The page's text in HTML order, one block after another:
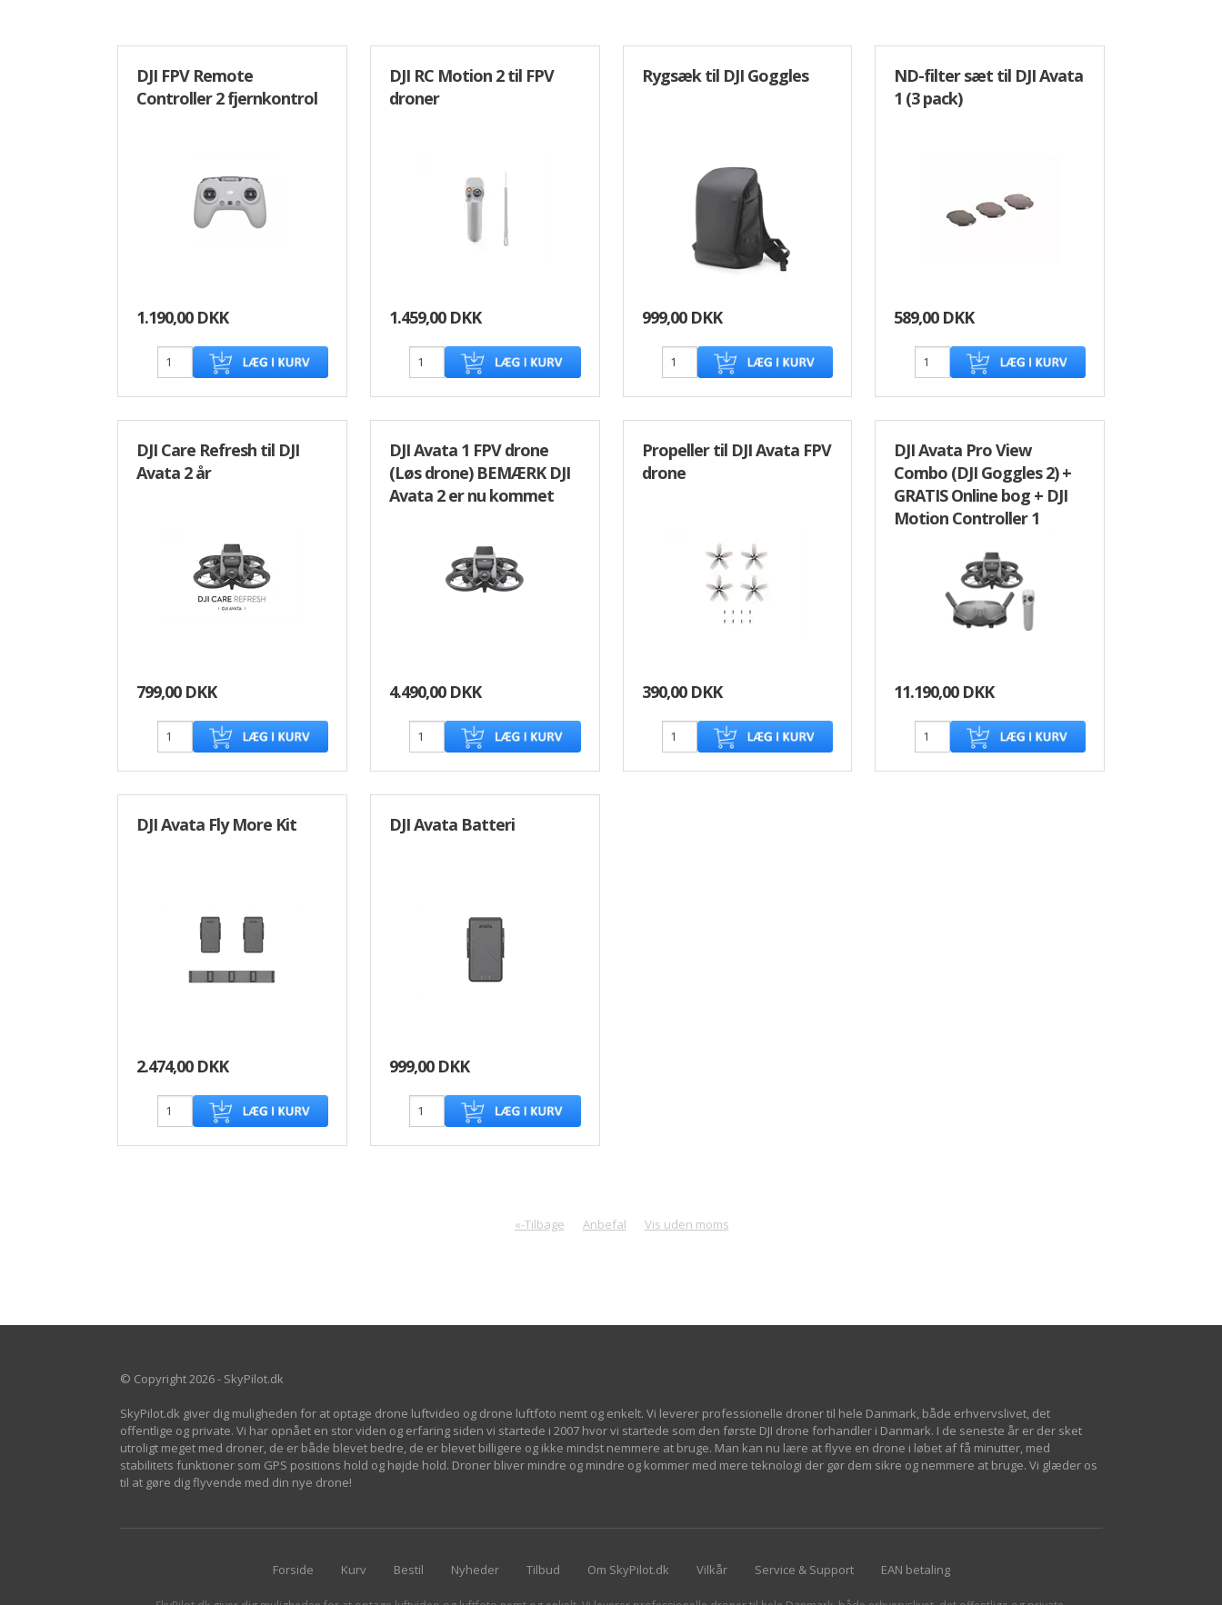
DJI FPV Remote
Controller 2 fjernkontrol
1.190,00 DKK
DJI Care Refresh til DJI
Avata 2 år
799,00 DKK
DJI Avata Fly More Kit
2.474,00 DKK
DJI RC Motion 2 til FPV
droner
1.459,00 DKK
DJI Avata 1 FPV drone
(Løs drone) BEMÆRK DJI
Avata 2 er nu kommet
4.490,00 DKK
DJI Avata Batteri
999,00 DKK
Rygsæk til DJI Goggles
999,00 DKK
Propeller til DJI Avata FPV
drone
390,00 DKK
ND-filter sæt til DJI Avata
1 (3 pack)
589,00 DKK
DJI Avata Pro View
Combo (DJI Goggles 2) +
GRATIS Online bog + DJI
Motion Controller 1
11.190,00 DKK
«-Tilbage Anbefal Vis uden moms
© Copyright 2026 - SkyPilot.dk
SkyPilot.dk giver dig muligheden for at optage drone luftvideo og drone luftfoto nemt og enkelt. Vi leverer professionelle droner til hele Danmark, både erhvervslivet, det
offentlige og private. Vi har opnået en stor viden og erfaring siden vi startede i 2007 hvor vi startede som den første DJI drone forhandler i Danmark. I de seneste år er der sket
utroligt meget med droner, de er både blevet bedre, de er blevet billigere og ikke mindst nemmere at bruge. Man kan nu lære at flyve en drone i løbet af få minutter, med
stabilitets funktioner som GPS positions hold og højde hold. Droner bliver mindre og mindre og kommer med mere teknologi der gør dem sikre og nemmere at bruge. Vi glæder os
til at gøre dig flyvende med din nye drone!
Forside Kurv Bestil Nyheder Tilbud Om SkyPilot.dk Vilkår Service & Support EAN betaling